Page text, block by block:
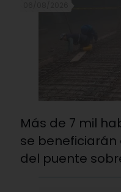
Más de 7 mil
se
del puente